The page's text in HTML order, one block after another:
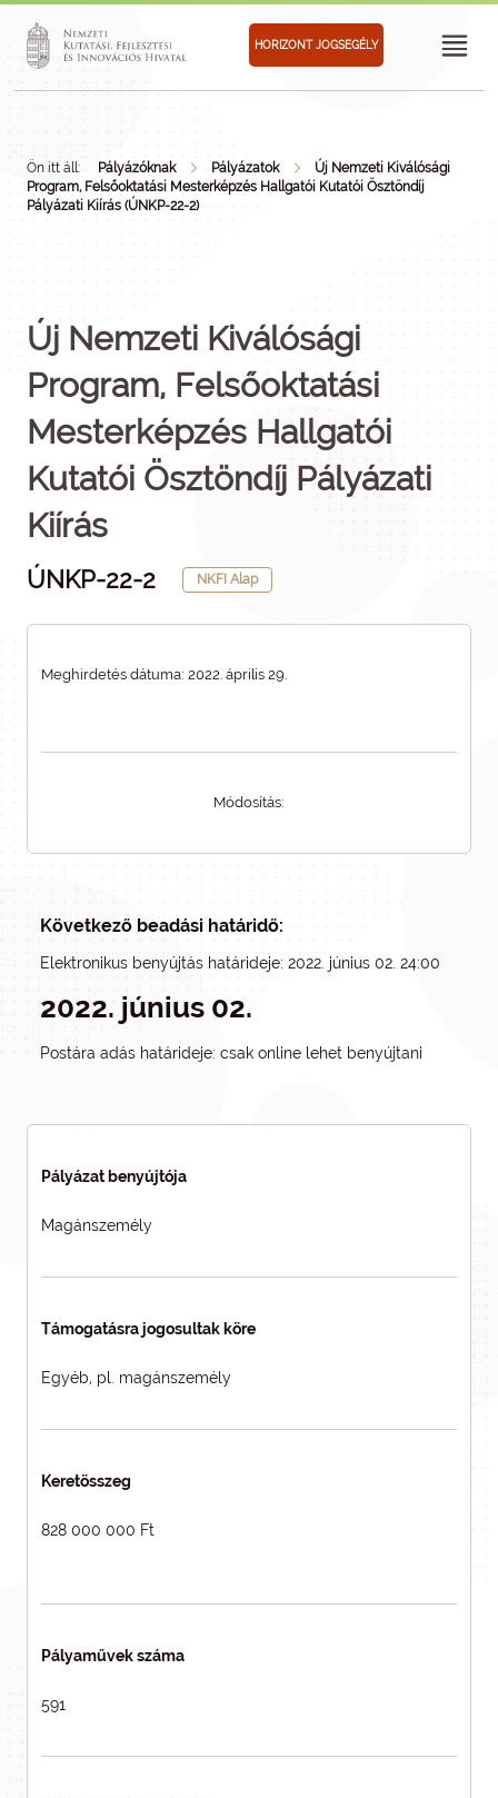
HORIZONT JOGSEGÉLY
Ön itt áll: Pályázóknak Pályázatok
Új Nemzeti Kiválósági
Program, Felsőoktatási Mesterképzés Hallgatói Kutatói Ösztöndíj
Pályázati Kiírás (ÚNKP-22-2)
Új Nemzeti Kiválósági
Program, Felsőoktatási
Mesterképzés Hallgatói
Kutatói Ösztöndíj Pályázati
Kiírás
ÚNKP-22-2 NKFI Alap
Meghirdetés dátuma: 2022. április 29.
Módosítás:
Következő beadási határidő:
Elektronikus benyújtás határideje: 2022. június 02. 24:00
2022. június 02.
Postára adás határideje: csak online lehet benyújtani
Pályázat benyújtója
Magánszemély
Támogatásra jogosultak köre
Egyéb, pl. magánszemély
Keretösszeg
828 000 000 Ft
Pályaművek száma
591